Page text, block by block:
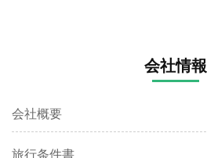
会社情報
会社概要
旅行条件書